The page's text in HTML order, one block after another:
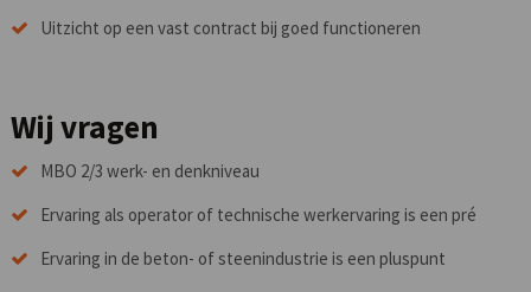
Uitzicht op een vast contract bij goed functioneren
Wij vragen
MBO 2/3 werk- en denkniveau
Ervaring als operator of technische werkervaring is een pré
Ervaring in de beton- of steenindustrie is een pluspunt